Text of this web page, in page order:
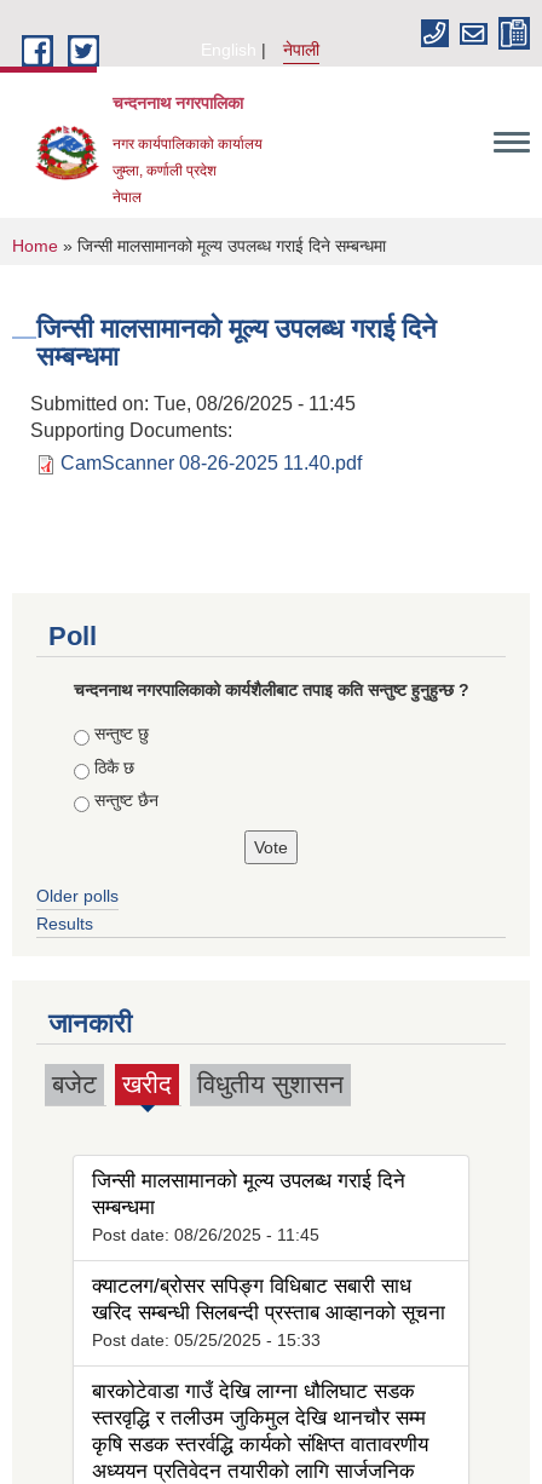
English
नेपाली
चन्दननाथ नगरपालिका
नगर कार्यपालिकाको कार्यालय
जुम्ला, कर्णाली प्रदेश
नेपाल
You are here
Home » जिन्सी मालसामानको मूल्य उपलब्ध गराई दिने सम्बन्धमा
जिन्सी मालसामानको मूल्य उपलब्ध गराई दिने
सम्बन्धमा
Submitted on: Tue, 08/26/2025 - 11:45
Supporting Documents:
CamScanner 08-26-2025 11.40.pdf
Poll
चन्दननाथ नगरपालिकाको कार्यशैलीबाट तपाइ कति सन्तुष्ट हुनुहुन्छ ?
Choices
सन्तुष्ट छु
ठिकै छ
सन्तुष्ट छैन
Older polls
Results
जानकारी
बजेट खरीद
(active
विधुतीय सुशासन
जिन्सी मालसामानको मूल्य उपलब्ध गराई दिने
सम्बन्धमा
Post date: 08/26/2025 - 11:45
क्याटलग/ब्रोसर सपिङ्ग विधिबाट सबारी साध
खरिद सम्बन्धी सिलबन्दी प्रस्ताब आव्हानको सूचना
Post date: 05/25/2025 - 15:33
बारकोटेवाडा गाउँ देखि लाग्ना धौलिघाट सडक
स्तरवृद्धि र तलीउम जुकिमुल देखि थानचौर सम्म
कृषि सडक स्तरर्वद्धि कार्यको संक्षिप्त वातावरणीय
अध्ययन प्रतिवेदन तयारीको लागि सार्जजनिक